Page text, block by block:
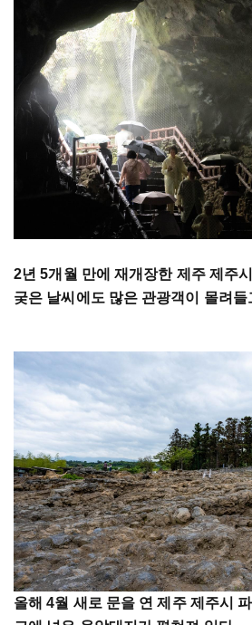
2년 5개월 만에 재개장한 제주 제주
궂은 날씨에도 많은 관광객이 몰려들
올해 4월 새로 문을 연 제주 제주시